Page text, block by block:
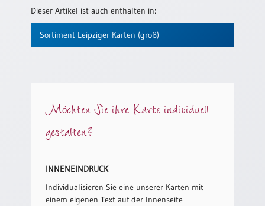
Eheschliessung
Hochzeitsjubiläum
Kirchen(wieder)eintritt
Urkunden
Dieser Artikel ist auch enthalten in:
Sortiment Leipziger Karten (groß)
Möchten Sie ihre Karte individuell
gestalten?
INNENEINDRUCK
Individualisieren Sie eine unserer Karten mit
einem eigenen Text auf der Innenseite